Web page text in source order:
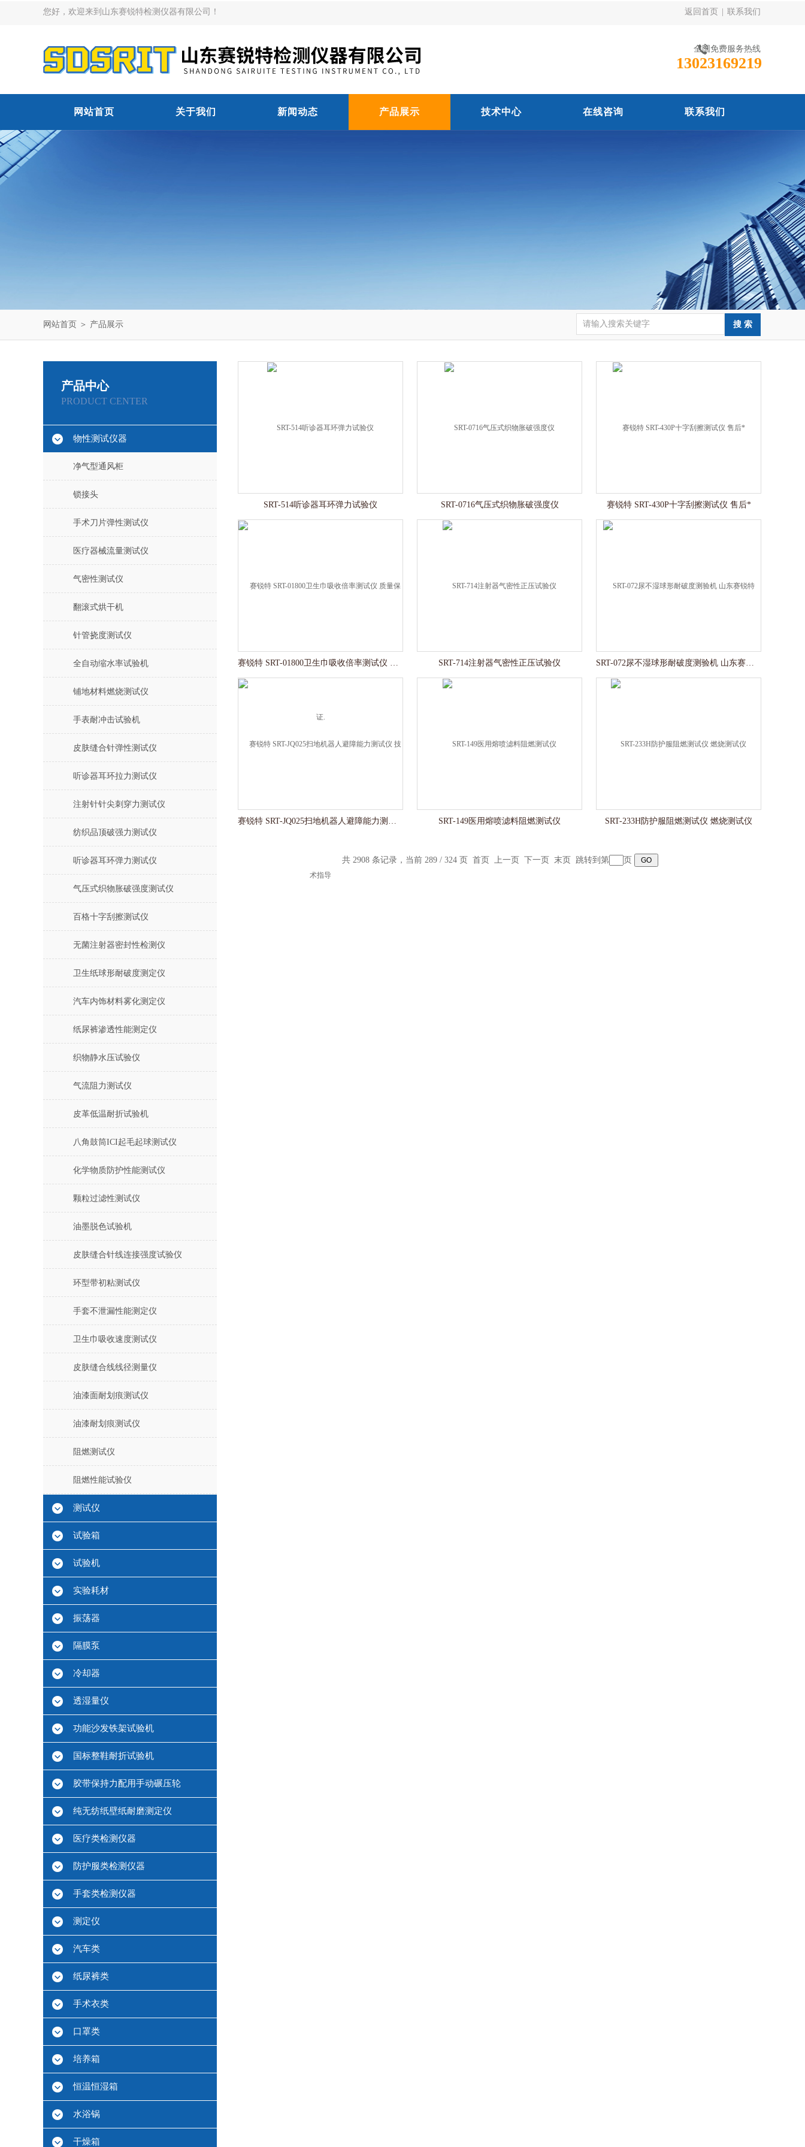
您好，欢迎来到山东赛锐特检测仪器有限公司！ 返回首页 联系我们
全国免费服务热线
13023169219
网站首页 关于我们 新闻动态 产品展示 技术中心 在线咨询 联系我们
网站首页 ＞ 产品展示
产品中心
PRODUCT CENTER
物性测试仪器
净气型通风柜
锁接头
手术刀片弹性测试仪
医疗器械流量测试仪
气密性测试仪
翻滚式烘干机
针管挠度测试仪
全自动缩水率试验机
铺地材料燃烧测试仪
手表耐冲击试验机
皮肤缝合针弹性测试仪
听诊器耳环拉力测试仪
注射针针尖刺穿力测试仪
纺织品顶破强力测试仪
听诊器耳环弹力测试仪
气压式织物胀破强度测试仪
百格十字刮擦测试仪
无菌注射器密封性检测仪
卫生纸球形耐破度测定仪
汽车内饰材料雾化测定仪
纸尿裤渗透性能测定仪
织物静水压试验仪
气流阻力测试仪
皮革低温耐折试验机
八角鼓筒ICI起毛起球测试仪
化学物质防护性能测试仪
颗粒过滤性测试仪
油墨脱色试验机
皮肤缝合针线连接强度试验仪
环型带初粘测试仪
手套不泄漏性能测定仪
卫生巾吸收速度测试仪
皮肤缝合线线径测量仪
油漆面耐划痕测试仪
油漆耐划痕测试仪
阻燃测试仪
阻燃性能试验仪
测试仪
试验箱
试验机
实验耗材
振荡器
隔膜泵
冷却器
透湿量仪
功能沙发铁架试验机
国标整鞋耐折试验机
胶带保持力配用手动碾压轮
纯无纺纸壁纸耐磨测定仪
医疗类检测仪器
防护服类检测仪器
手套类检测仪器
测定仪
汽车类
纸尿裤类
手术衣类
口罩类
培养箱
恒温恒湿箱
水浴锅
干燥箱
SRT-514听诊器耳环弹力试验仪 SRT-0716气压式织物胀破强度仪 赛锐特 SRT-430P十字刮擦测试仪 售后*
赛锐特 SRT-01800卫生巾吸收倍率测试仪 质量保证. SRT-714注射器气密性正压试验仪 SRT-072尿不湿球形耐破度测验机 山东赛锐特
赛锐特 SRT-JQ025扫地机器人避障能力测试仪 技术指导 SRT-149医用熔喷滤料阻燃测试仪 SRT-233H防护服阻燃测试仪 燃烧测试仪
共 2908 条记录，当前 289 / 324 页 首页 上一页 下一页 末页 跳转到第 页